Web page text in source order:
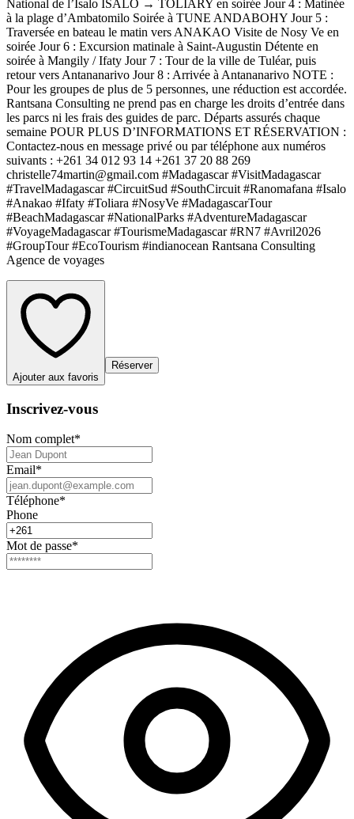
National de l’Isalo ISALO → TOLIARY en soirée Jour 4 : Matinée
à la plage d’Ambatomilo Soirée à TUNE ANDABOHY Jour 5 :
Traversée en bateau le matin vers ANAKAO Visite de Nosy Ve en
soirée Jour 6 : Excursion matinale à Saint-Augustin Détente en
soirée à Mangily / Ifaty Jour 7 : Tour de la ville de Tuléar, puis
retour vers Antananarivo Jour 8 : Arrivée à Antananarivo NOTE :
Pour les groupes de plus de 5 personnes, une réduction est accordée.
Rantsana Consulting ne prend pas en charge les droits d’entrée dans
les parcs ni les frais des guides de parc. Départs assurés chaque
semaine POUR PLUS D’INFORMATIONS ET RÉSERVATION :
Contactez-nous en message privé ou par téléphone aux numéros
suivants : +261 34 012 93 14 +261 37 20 88 269
christelle74martin@gmail.com #Madagascar #VisitMadagascar
#TravelMadagascar #CircuitSud #SouthCircuit #Ranomafana #Isalo
#Anakao #Ifaty #Toliara #NosyVe #MadagascarTour
#BeachMadagascar #NationalParks #AdventureMadagascar
#VoyageMadagascar #TourismeMadagascar #RN7 #Avril2026
#GroupTour #EcoTourism #indianocean Rantsana Consulting
Agence de voyages
Ajouter aux favoris
Réserver
Inscrivez-vous
Nom complet*
Email*
Téléphone*
Phone
Mot de passe*